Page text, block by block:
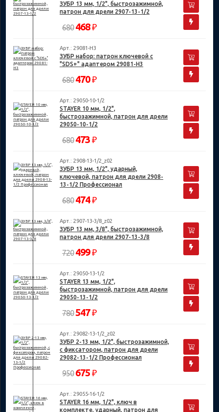
ЗУБР 13 мм, 1/2", быстрозажимной,
патрон для дрели 2907-13-1/2
680 468₽
Арт.: 29081-H3
ЗУБР набор: патрон ключевой с
"SDS+" адаптером 29081-H3
680 470₽
Арт.: 29050-10-1/2
STAYER 10 мм, 1/2",
быстрозажимной, патрон для дрели
29050-10-1/2
680 473 ₽
Арт.: 2908-13-1/2_z02
ЗУБР 13 мм, 1/2", ударный,
ключевой, патрон для дрели 2908-
13-1/2 Профессионал
680 474₽
Арт.: 2907-13-3/8_z02
ЗУБР 13 мм, 3/8", быстрозажимной,
патрон для дрели 2907-13-3/8
720 499₽
Арт.: 29050-13-1/2
STAYER 13 мм, 1/2",
быстрозажимной, патрон для дрели
29050-13-1/2
780547₽
Арт.: 29082-13-1/2_z02
ЗУБР 2-13 мм, 1/2", быстрозажимной,
с фиксатором, патрон для дрели
29082-13-1/2 Профессионал
950 675 ₽
Арт.: 29055-16-1/2
STAYER 16 мм, 1/2", ключ в
комплекте, ударный, патрон для